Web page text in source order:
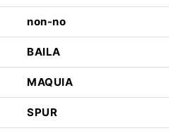
non-no
BAILA
MAQUIA
SPUR